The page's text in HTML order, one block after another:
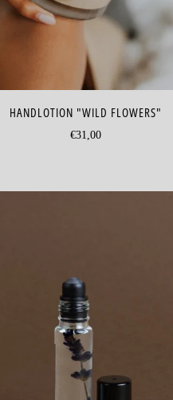
HANDLOTION "WILD FLOWERS"
€31,00